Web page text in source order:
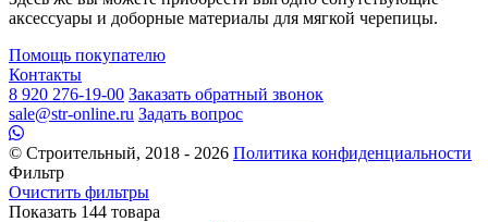
аксессуары и доборные материалы для мягкой черепицы.
Помощь покупателю
Контакты
8 920 276-19-00 Заказать обратный звонок
sale@str-online.ru Задать вопрос
© Строительный, 2018 - 2026 Политика конфиденциальности
Фильтр
Очистить фильтры
Показать 144 товара